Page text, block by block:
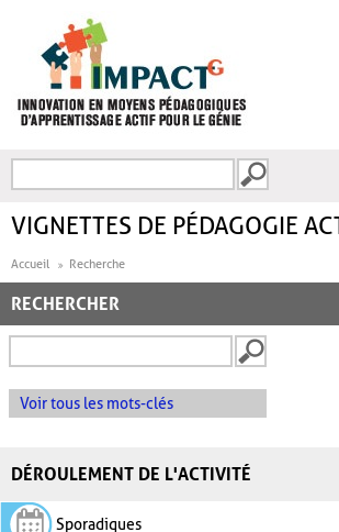
FORMULAIRE DE
VIGNETTES DE PÉDAGOGIE
Accueil Recherche
RECHERCHER
Voir tous les mots-clés
DÉROULEMENT DE L'ACTIVITÉ
Sporadiques